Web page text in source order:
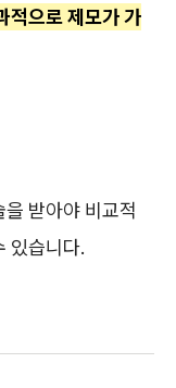
적으로 제모가 가
받아야 비교적
있습니다.